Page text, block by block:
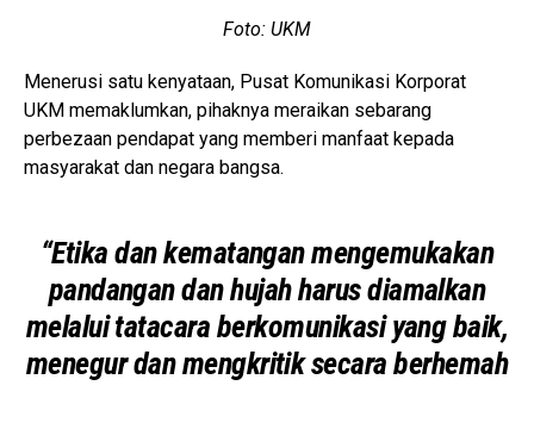
Foto: UKM
Menerusi satu kenyataan, Pusat Komunikasi Korporat
UKM memaklumkan, pihaknya meraikan sebarang
perbezaan pendapat yang memberi manfaat kepada
masyarakat dan negara bangsa.
“Etika dan kematangan mengemukakan
pandangan dan hujah harus diamalkan
melalui tatacara berkomunikasi yang baik,
menegur dan mengkritik secara berhemah